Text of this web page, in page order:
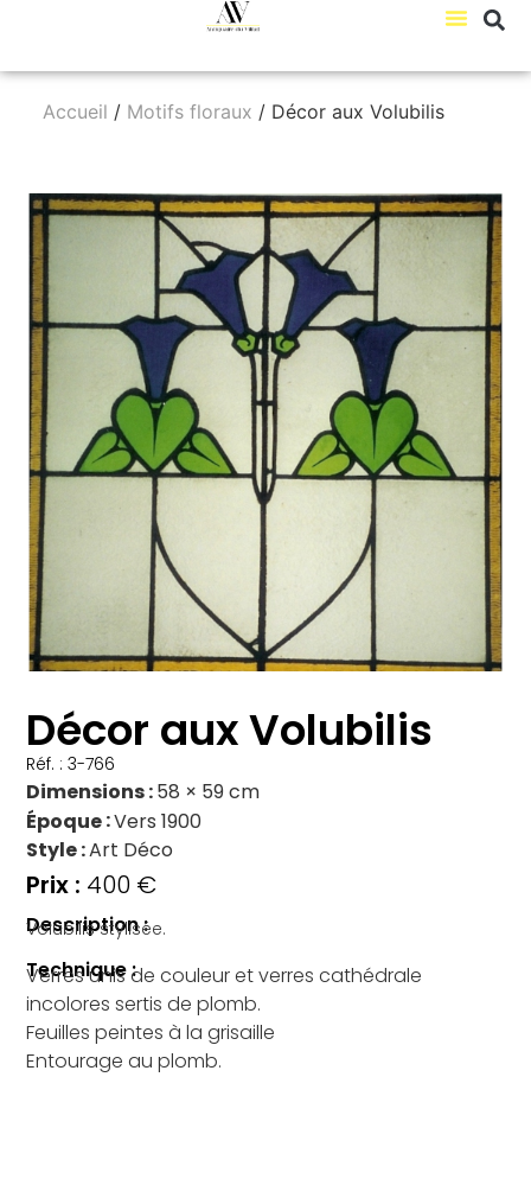
Accueil / Motifs floraux / Décor aux Volubilis
Décor aux Volubilis
Réf. : 3-766
Dimensions 58 × 59 cm
Époque Vers 1900
Style Art Déco
400 €
Description :
Volubilis stylisée.
Technique :
Verres unis de couleur et verres cathédrale
incolores sertis de plomb.
Feuilles peintes à la grisaille
Entourage au plomb.